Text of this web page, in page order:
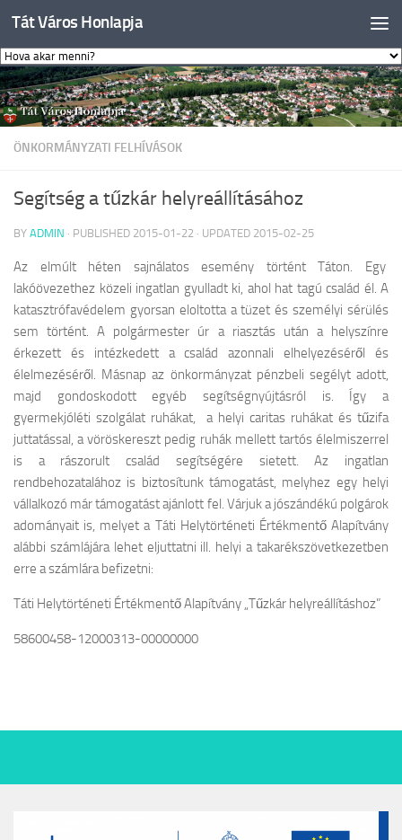
Skip to content
Tát Város Honlapja
ÖNKORMÁNYZATI FELHÍVÁSOK
Segítség a tűzkár helyreállításához
BY ADMIN · PUBLISHED 2015-01-22 · UPDATED 2015-02-25
Az elmúlt héten sajnálatos esemény történt Táton. Egy
lakóövezethez közeli ingatlan gyulladt ki, ahol hat tagú család él. A
katasztrófavédelem gyorsan eloltotta a tüzet és személyi sérülés
sem történt. A polgármester úr a riasztás után a helyszínre
érkezett és intézkedett a család azonnali elhelyezéséről és
élelmezéséről. Másnap az önkormányzat pénzbeli segélyt adott,
majd gondoskodott egyéb segítségnyújtásról is. Így a
gyermekjóléti szolgálat ruhákat, a helyi caritas ruhákat és tűzifa
juttatással, a vöröskereszt pedig ruhák mellett tartós élelmiszerrel
is a rászorult család segítségére sietett. Az ingatlan
rendbehozatalához is biztosítunk támogatást, melyhez egy helyi
vállalkozó már támogatást ajánlott fel. Várjuk a jószándékú polgárok
adományait is, melyet a Táti Helytörténeti Értékmentő Alapítvány
alábbi számlájára lehet eljuttatni ill. helyi a takarékszövetkezetben
erre a számlára befizetni:
Táti Helytörténeti Értékmentő Alapítvány „Tűzkár helyreállításhoz”
58600458-12000313-00000000